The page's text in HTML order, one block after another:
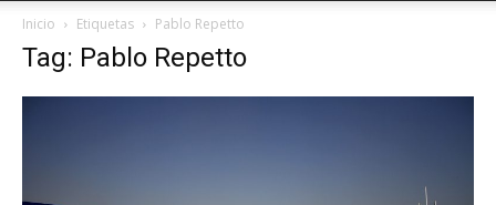
Inicio Etiquetas Pablo Repetto
Tag: Pablo Repetto